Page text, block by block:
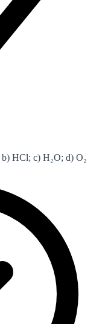
HCl; c) H₂O; d) O₂